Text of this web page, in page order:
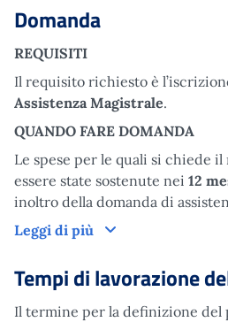
Domanda
REQUISITI
Il requisito richiesto è
Assistenza Magistrale.
QUANDO FARE DOMANDA
Le spese per le quali si chiede
essere state sostenute nei 12
inoltro della domanda di
Leggi di più
Domanda
Tempi di lavorazione
Il termine per la definizione del